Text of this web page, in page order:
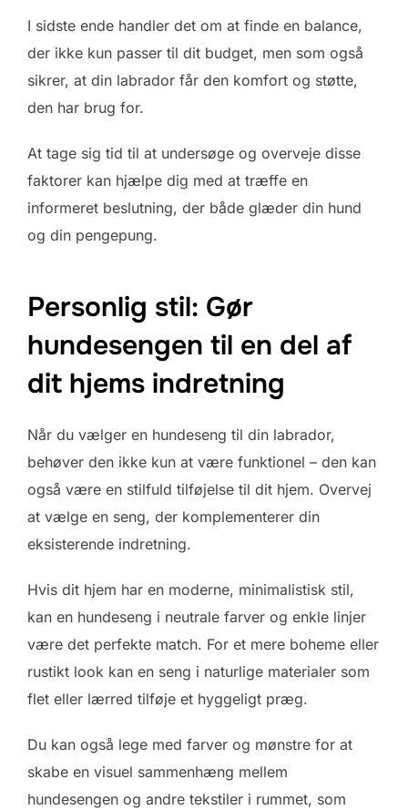
I sidste ende handler det om at finde en balance,
der ikke kun passer til dit budget, men som også
sikrer, at din labrador får den komfort og støtte,
den har brug for.
At tage sig tid til at undersøge og overveje disse
faktorer kan hjælpe dig med at træffe en
informeret beslutning, der både glæder din hund
og din pengepung.
Personlig stil: Gør
hundesengen til en del af
dit hjems indretning
Når du vælger en hundeseng til din labrador,
behøver den ikke kun at være funktionel – den kan
også være en stilfuld tilføjelse til dit hjem. Overvej
at vælge en seng, der komplementerer din
eksisterende indretning.
Hvis dit hjem har en moderne, minimalistisk stil,
kan en hundeseng i neutrale farver og enkle linjer
være det perfekte match. For et mere boheme eller
rustikt look kan en seng i naturlige materialer som
flet eller lærred tilføje et hyggeligt præg.
Du kan også lege med farver og mønstre for at
skabe en visuel sammenhæng mellem
hundesengen og andre tekstiler i rummet, som